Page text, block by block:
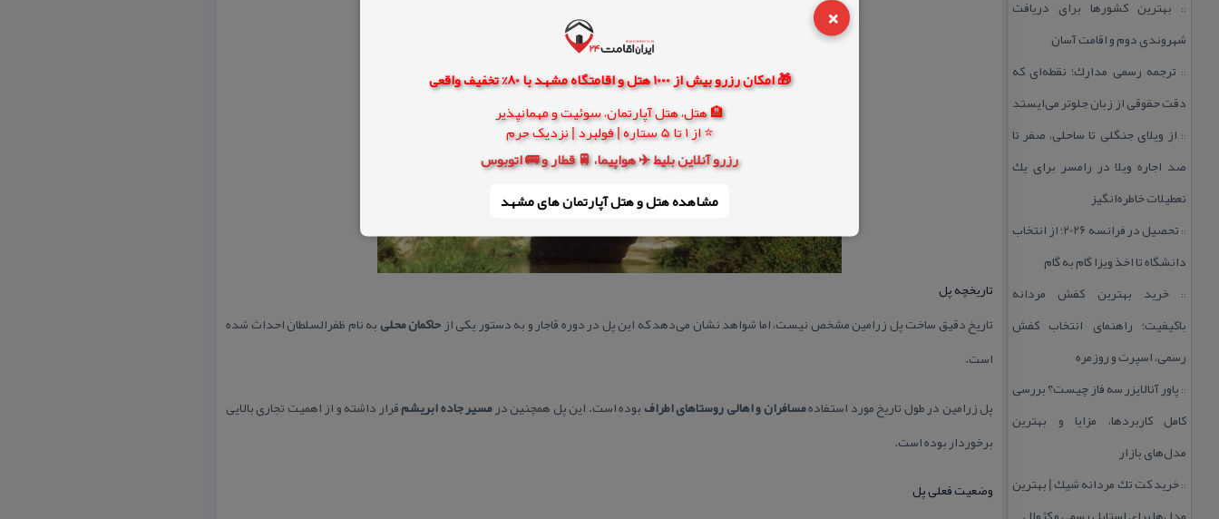
×
🎁 امکان رزرو بیش از 1000 هتل و اقامتگاه مشهد با 80% تخفیف واقعی
🏨 هتل، هتل آپارتمان، سوئیت و مهمانپذیر
⭐ از 1 تا 5 ستاره | فولبرد | نزدیک حرم
رزرو آنلاین بلیط ✈️ هواپیما، 🚆 قطار و 🚌 اتوبوس
مشاهده هتل و هتل‌ آپارتمان های مشهد
:: بهترین كشورها برای دریافت
شهروندی دوم و اقامت آسان
:: ترجمه رسمی مدارك؛ نقطه‌ای كه
دقت حقوقی از زبان جلوتر می‌ایستد
:: از ویلای جنگلی تا ساحلی، صفر تا
صد اجاره ویلا در رامسر برای یك
تعطیلات خاطره‌انگیز
::
تحصیل در فرانسه 2026؛ از انتخاب
دانشگاه تا اخذ ویزا گام به گام
::خرید بهترین كفش مردانه
باكیفیت؛ راهنمای انتخاب كفش
رسمی، اسپرت و روزمره
:: پاور آنالایزر سه فاز چیست؟ بررسی
كامل كاربردها، مزایا و بهترین
مدل‌های بازار
::خرید كت تك مردانه شیك | بهترین
تاریخچه پل
تاریخ دقیق ساخت پل زرامین مشخص نیست، اما شواهد نشان می‌دهد كه این پل در دوره قاجار و به دستور یكی ازحاكمان محلیبه نام ظفرالسلطان احداث شده
است.
پل زرامین در طول تاریخ مورد استفادهمسافران و اهالی روستاهای اطرافبوده است. این پل همچنین درمسیر جاده ابریشمقرار داشته و از اهمیت تجاری بالایی
برخوردار بوده است.
وضعیت فعلی پل